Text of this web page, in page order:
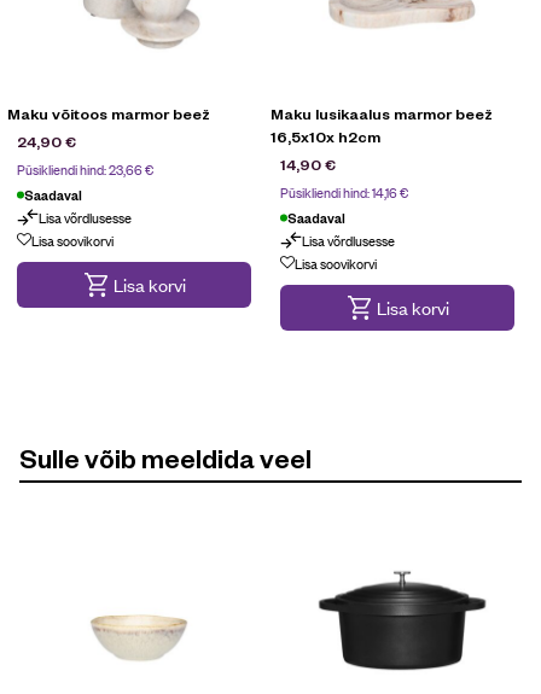
Maku võitoos marmor beež
24,90€
Püsikliendi hind:23,66€
Saadaval
Lisa võrdlusesse
Lisa soovikorvi
Lisa korvi
Maku lusikaalus marmor beež
16,5x10x h2cm
14,90€
Püsikliendi hind:14,16€
Saadaval
Lisa võrdlusesse
Lisa soovikorvi
Lisa korvi
Sulle võib meeldida veel